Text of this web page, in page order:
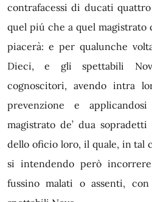
contrafacessi di ducati
quel piú che a quel magistrato
piacerà: e per qualunche
Dieci, e gli spettabili
cognoscitori, avendo intra
prevenzione e
magistrato de’ dua
dello oficio loro, il quale, in tal
si intendendo però
fussino malati o assenti,